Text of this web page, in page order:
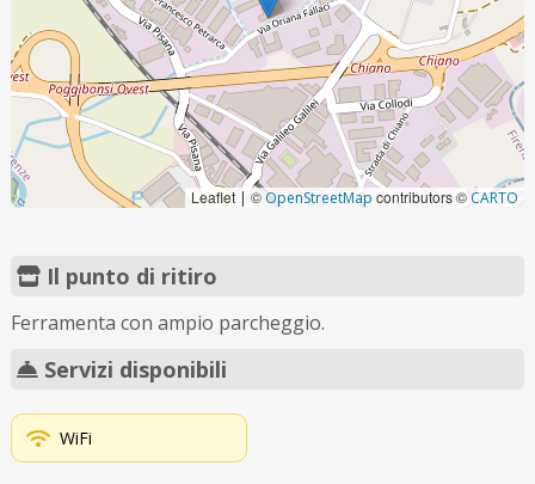
Leaflet | ©OpenStreetMap contributors ©CARTO
Il punto di ritiro
Ferramenta con ampio parcheggio.
Servizi disponibili
WiFi